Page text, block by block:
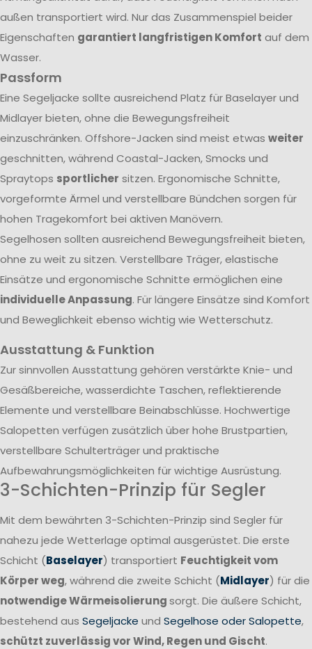
außen transportiert wird. Nur das Zusammenspiel beider
Eigenschaften garantiert langfristigen Komfort auf dem
Wasser.
Passform
Eine Segeljacke sollte ausreichend Platz für Baselayer und
Midlayer bieten, ohne die Bewegungsfreiheit
einzuschränken. Offshore-Jacken sind meist etwas weiter
geschnitten, während Coastal-Jacken, Smocks und
Spraytops sportlicher sitzen. Ergonomische Schnitte,
vorgeformte Ärmel und verstellbare Bündchen sorgen für
hohen Tragekomfort bei aktiven Manövern.
Segelhosen sollten ausreichend Bewegungsfreiheit bieten,
ohne zu weit zu sitzen. Verstellbare Träger, elastische
Einsätze und ergonomische Schnitte ermöglichen eine
individuelle Anpassung. Für längere Einsätze sind Komfort
und Beweglichkeit ebenso wichtig wie Wetterschutz.
Ausstattung & Funktion
Zur sinnvollen Ausstattung gehören verstärkte Knie- und
Gesäßbereiche, wasserdichte Taschen, reflektierende
Elemente und verstellbare Beinabschlüsse. Hochwertige
Salopetten verfügen zusätzlich über hohe Brustpartien,
verstellbare Schulterträger und praktische
Aufbewahrungsmöglichkeiten für wichtige Ausrüstung.
3-Schichten-Prinzip für Segler
Mit dem bewährten 3-Schichten-Prinzip sind Segler für
nahezu jede Wetterlage optimal ausgerüstet. Die erste
Schicht (Baselayer) transportiert Feuchtigkeit vom
Körper weg, während die zweite Schicht (Midlayer) für die
notwendige Wärmeisolierungsorgt. Die äußere Schicht,
bestehend aus Segeljacke und Segelhose oder Salopette,
schützt zuverlässig vor Wind, Regen und Gischt.